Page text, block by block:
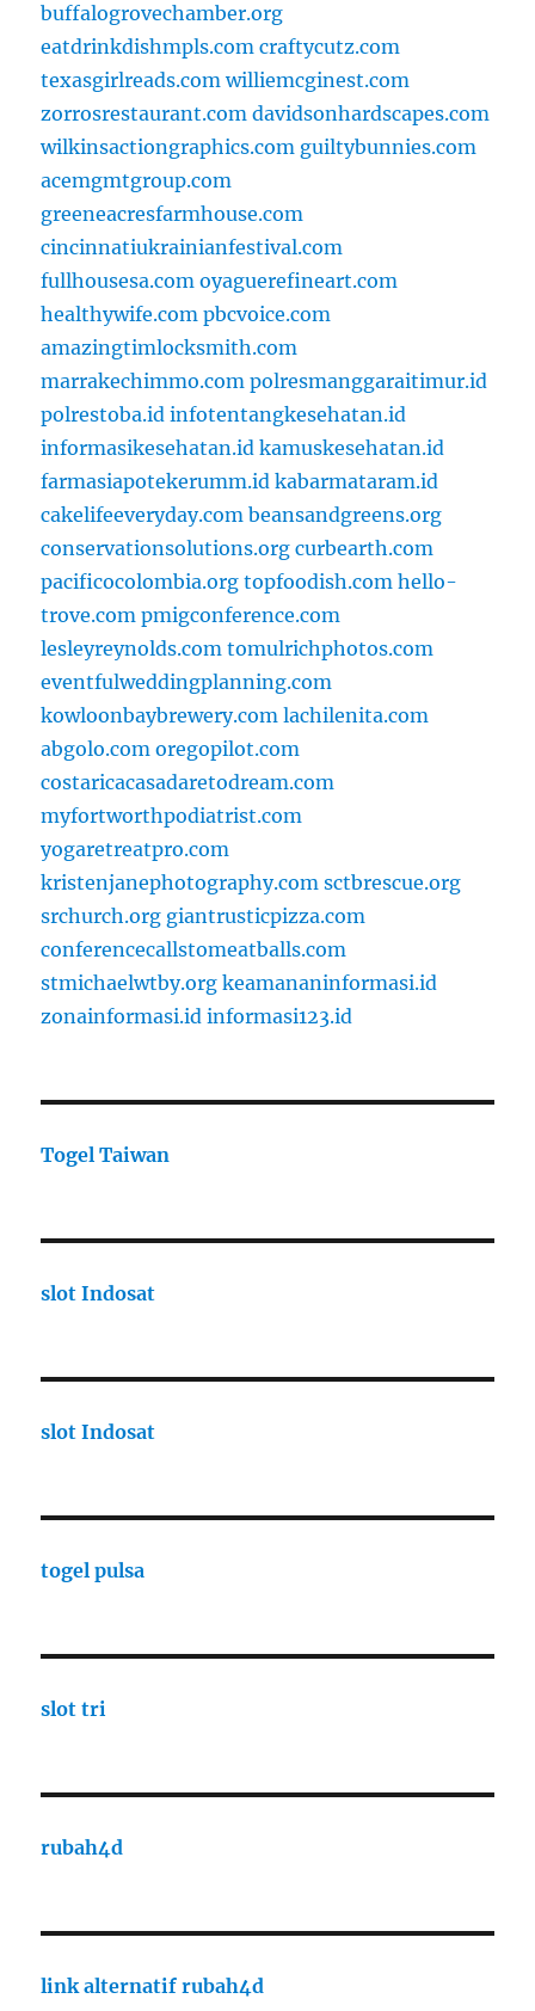
buffalogrovechamber.org
eatdrinkdishmpls.com craftycutz.com
texasgirlreads.com williemcginest.com
zorrosrestaurant.com davidsonhardscapes.com
wilkinsactiongraphics.com guiltybunnies.com
acemgmtgroup.com
greeneacresfarmhouse.com
cincinnatiukrainianfestival.com
fullhousesa.com oyaguerefineart.com
healthywife.com pbcvoice.com
amazingtimlocksmith.com
marrakechimmo.com polresmanggaraitimur.id
polrestoba.id infotentangkesehatan.id
informasikesehatan.id kamuskesehatan.id
farmasiapotekerumm.id kabarmataram.id
cakelifeeveryday.com beansandgreens.org
conservationsolutions.org curbearth.com
pacificocolombia.org topfoodish.com hello-
trove.com pmigconference.com
lesleyreynolds.com tomulrichphotos.com
eventfulweddingplanning.com
kowloonbaybrewery.com lachilenita.com
abgolo.com oregopilot.com
costaricacasadaretodream.com
myfortworthpodiatrist.com
yogaretreatpro.com
kristenjanephotography.com sctbrescue.org
srchurch.org giantrusticpizza.com
conferencecallstomeatballs.com
stmichaelwtby.org keamananinformasi.id
zonainformasi.id informasi123.id
Togel Taiwan
slot Indosat
slot Indosat
togel pulsa
slot tri
rubah4d
link alternatif rubah4d